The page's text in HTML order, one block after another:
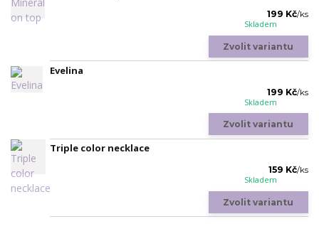
199 Kč/ks
Skladem
Zvolit variantu
Evelina
199 Kč/ks
Skladem
Zvolit variantu
Triple color necklace
159 Kč/ks
Skladem
Zvolit variantu